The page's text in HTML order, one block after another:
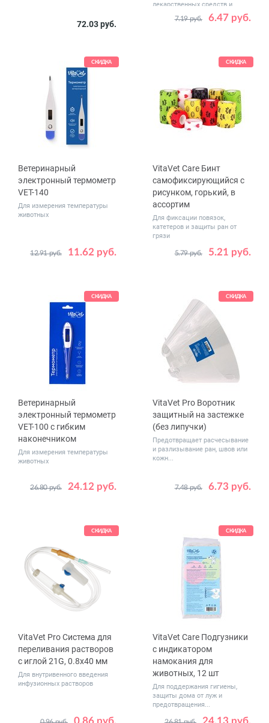
72.03 руб.
40 х 60
60 х 60
лекарственных средств и
6.47 руб.
7.19 руб.
СКИДКА
Ветеринарный
электронный термометр
VET-140
Для измерения температуры
животных
11.62 руб.
12.91 руб.
СКИДКА
VitaVet Care Бинт
самофиксирующийся с
рисунком, горький, в
ассортим
Для фиксации повязок,
катетеров и защиты ран от
грязи
5.21 руб.
5.79 руб.
Размер
2.5 см х 4.5 м
СКИДКА
Ветеринарный
электронный термометр
VET-100 с гибким
наконечником
Для измерения температуры
животных
24.12 руб.
26.80 руб.
СКИДКА
VitaVet Pro Воротник
защитный на застежке
(без липучки)
Предотвращает расчесывание
и разлизывание ран, швов или
кожн...
6.73 руб.
7.48 руб.
Размер № 2
СКИДКА
VitaVet Pro Cистема для
переливания растворов
с иглой 21G, 0.8x40 мм
Для внутривенного введения
инфузионных растворов
0.86 руб.
СКИДКА
VitaVet Care Подгузники
с индикатором
намокания для
животных, 12 шт
Для поддержания гигиены,
защиты дома от луж и
предотвращения...
24.13 руб.